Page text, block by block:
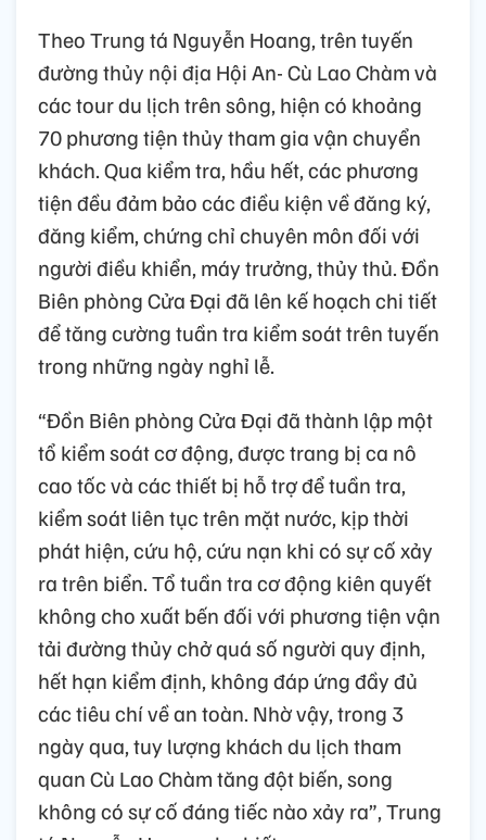
Theo Trung tá Nguyễn Hoang, trên tuyến
đường thủy nội địa Hội An- Cù Lao Chàm và
các tour du lịch trên sông, hiện có khoảng
70 phương tiện thủy tham gia vận chuyển
khách. Qua kiểm tra, hầu hết, các phương
tiện đều đảm bảo các điều kiện về đăng ký,
đăng kiểm, chứng chỉ chuyên môn đối với
người điều khiển, máy trưởng, thủy thủ. Đồn
Biên phòng Cửa Đại đã lên kế hoạch chi tiết
để tăng cường tuần tra kiểm soát trên tuyến
trong những ngày nghỉ lễ.
“Đồn Biên phòng Cửa Đại đã thành lập một
tổ kiểm soát cơ động, được trang bị ca nô
cao tốc và các thiết bị hỗ trợ để tuần tra,
kiểm soát liên tục trên mặt nước, kịp thời
phát hiện, cứu hộ, cứu nạn khi có sự cố xảy
ra trên biển. Tổ tuần tra cơ động kiên quyết
không cho xuất bến đối với phương tiện vận
tải đường thủy chở quá số người quy định,
hết hạn kiểm định, không đáp ứng đầy đủ
các tiêu chí về an toàn. Nhờ vậy, trong 3
ngày qua, tuy lượng khách du lịch tham
quan Cù Lao Chàm tăng đột biến, song
không có sự cố đáng tiếc nào xảy ra”, Trung